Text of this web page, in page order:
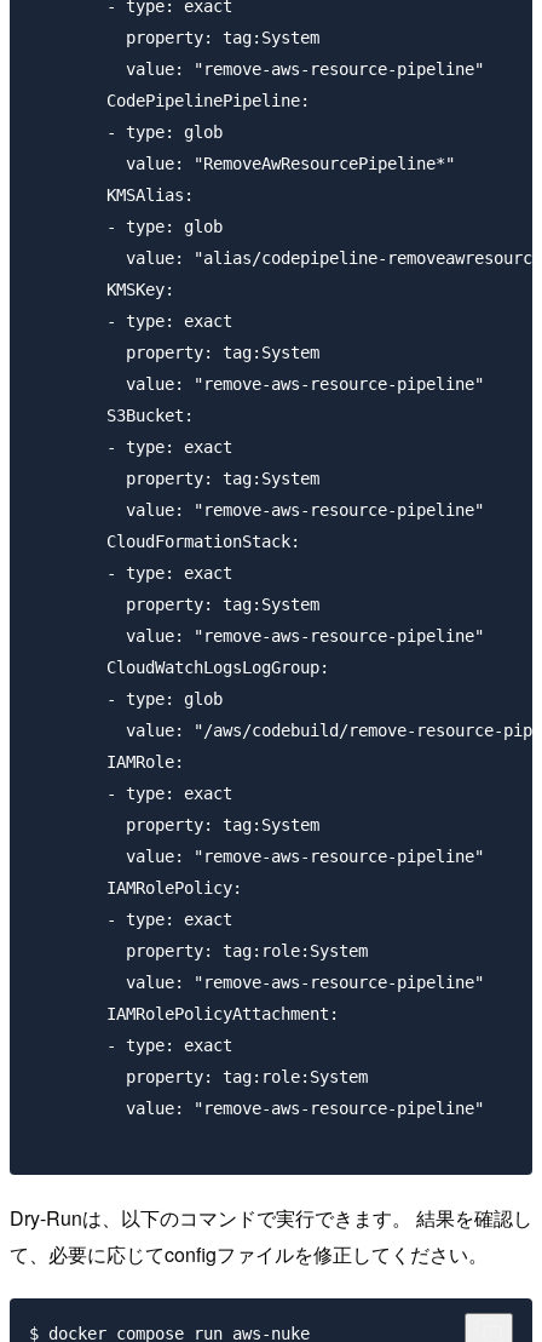
        - type: exact
          property: tag:System
          value: "remove-aws-resource-pipeline"
        CodePipelinePipeline:
        - type: glob
          value: "RemoveAwResourcePipeline*"
        KMSAlias:
        - type: glob
value: "alias/codepipeline-
        KMSKey:
        - type: exact
          property: tag:System
          value: "remove-aws-resource-pipeline"
        S3Bucket:
        - type: exact
          property: tag:System
          value: "remove-aws-resource-pipeline"
        CloudFormationStack:
        - type: exact
          property: tag:System
          value: "remove-aws-resource-pipeline"
        CloudWatchLogsLogGroup:
        - type: glob
value: "/aws/codebuild/remove-resource-
        IAMRole:
        - type: exact
          property: tag:System
          value: "remove-aws-resource-pipeline"
        IAMRolePolicy:
        - type: exact
          property: tag:role:System
          value: "remove-aws-resource-pipeline"
        IAMRolePolicyAttachment:
        - type: exact
          property: tag:role:System
          value: "remove-aws-resource-pipeline"
Dry-Runは、以下のコマンドで実行できます。 結果を確認し
て、必要に応じてconfigファイルを修正してください。